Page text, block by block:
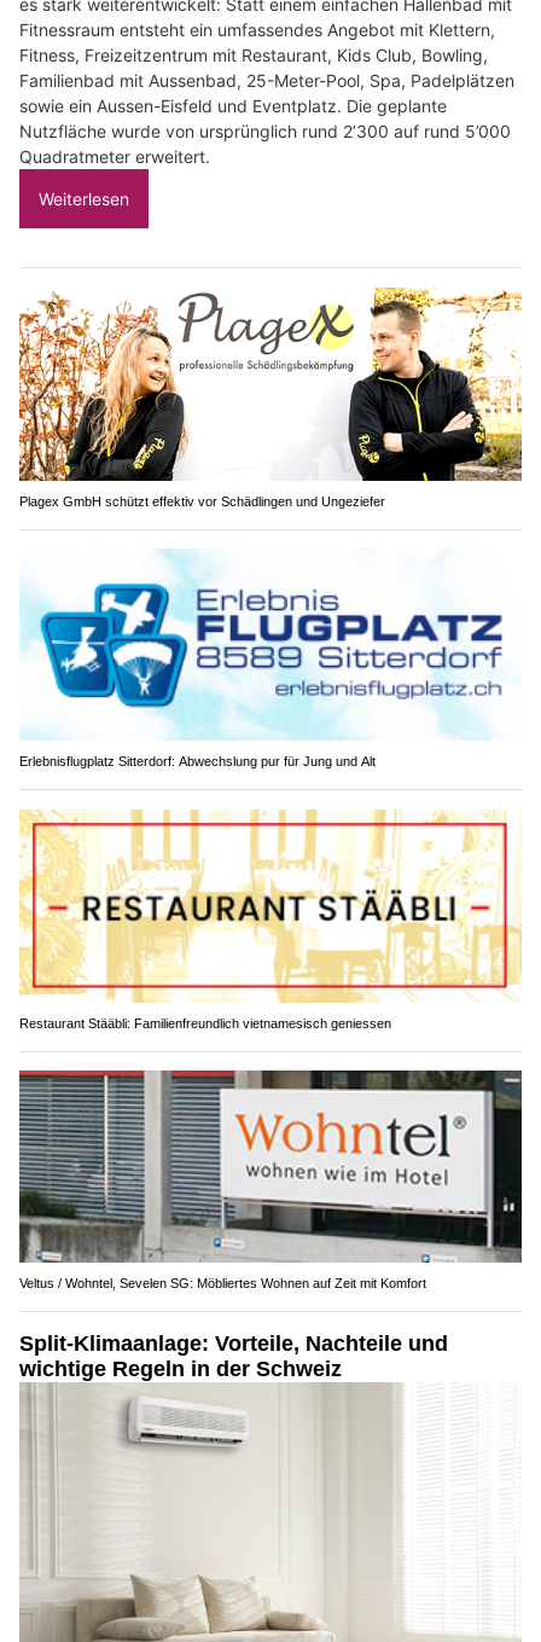
es stark weiterentwickelt: Statt einem einfachen Hallenbad mit
Fitnessraum entsteht ein umfassendes Angebot mit Klettern,
Fitness, Freizeitzentrum mit Restaurant, Kids Club, Bowling,
Familienbad mit Aussenbad, 25-Meter-Pool, Spa, Padelplätzen
sowie ein Aussen-Eisfeld und Eventplatz. Die geplante
Nutzfläche wurde von ursprünglich rund 2’300 auf rund 5’000
Quadratmeter erweitert.
Weiterlesen
Plagex GmbH schützt effektiv vor Schädlingen und Ungeziefer
Erlebnisflugplatz Sitterdorf: Abwechslung pur für Jung und Alt
Restaurant Stääbli: Familienfreundlich vietnamesisch geniessen
Veltus / Wohntel, Sevelen SG: Möbliertes Wohnen auf Zeit mit Komfort
Split-Klimaanlage: Vorteile, Nachteile und
wichtige Regeln in der Schweiz